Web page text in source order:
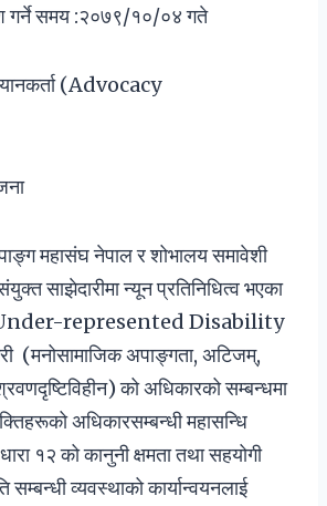
गर्ने समय :२०७९/१०/०४ गते
(Advocacy
महासंघ नेपाल र शोभालय समावेशी
साझेदारीमा न्यून प्रतिनिधित्व भएका
(Under-represented Disability
(मनोसामाजिक अपाङ्गता, अटिजम्,
को अधिकारको सम्बन्धमा
अधिकारसम्बन्धी महासन्धि
१२ को कानुनी क्षमता तथा सहयोगी
सम्बन्धी व्यवस्थाको कार्यान्वयनलाई